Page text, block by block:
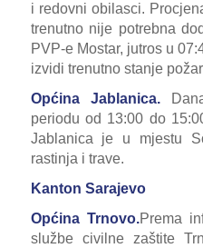
i redovni obilasci.
trenutno nije potrebna
PVP-e Mostar, jutros u
izvidi trenutno stanje
Općina Jablanica.
periodu od 13:00 do
Jablanica je u mjestu
rastinja i trave.
Kanton Sarajevo
Općina Trnovo.Prema
službe civilne zaštite